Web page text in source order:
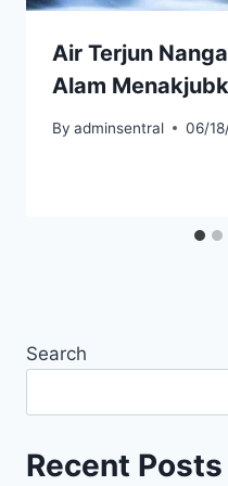
Air Terjun
Alam
By adminsentral 06/
Search
Recent Posts